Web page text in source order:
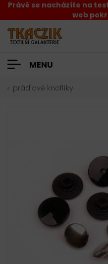
Právě se nacházíte na
web
MENU
prádlové knoflíky